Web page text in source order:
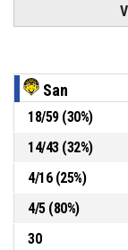
P4 00:26
18, J. Keys
P4 00:36
San
18/59(30%)
14/43(32%)
4/16(25%)
4/5(80%)
30